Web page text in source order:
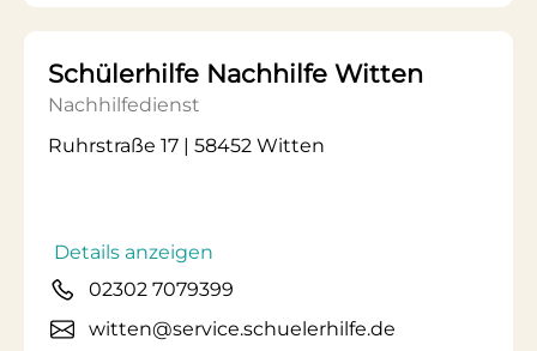
Schülerhilfe Nachhilfe Witten
Nachhilfedienst
Ruhrstraße 17 | 58452 Witten
Details anzeigen
02302 7079399
witten@service.schuelerhilfe.de